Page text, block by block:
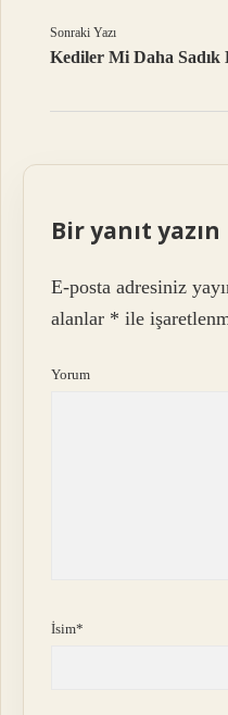
Sonraki Yazı
Kediler Mi Daha
Bir yanıt yazın
E-posta adresiniz
alanlar * ile
Yorum
İsim*